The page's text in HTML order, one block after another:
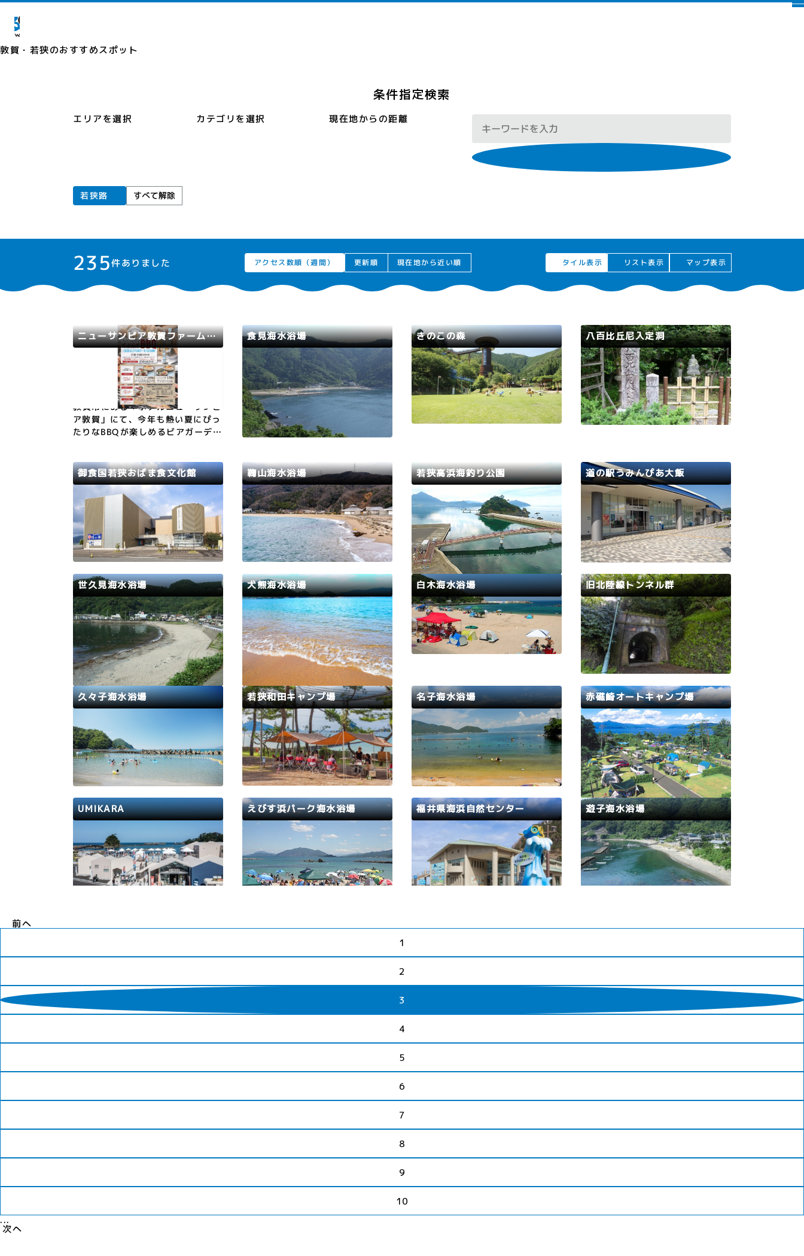
敦賀・若狭のおすすめスポット
条件指定検索
エリアを選択 カテゴリを選択 現在地からの距離
若狭路 すべて解除
235件ありました アクセス数順（週間） 更新順 現在地から近い順 タイル表示 リスト表示 マップ表示
ニューサンピア敦賀ファームガーデン「てぶらでBBQ！」
敦賀市にある「ホテルニューサンピ
ア敦賀」にて、今年も熱い夏にぴっ
たりなBBQが楽しめるビアガーデン
し、夏季限定で営業されます。スタ
ンダード／1人前・2,970円シーフ
ード／1人前・2,750円※2日前ま
で…
敦賀市
2026年6月27日（土）〜9月13
食見海水浴場
夏の若狭湾は海水浴客で賑わいま
す。心ゆくまで海で遊んだ後は、若
狭湾の美味しいお魚を民宿や旅館で
味わって、夏の海を満喫してみては
いかがでしょうか。
若狭路 若狭町
きのこの森
特産品のきのこをモチーフにしたテ
ーマパーク。シンボルのきのこタワ
ーは高さ30ｍの展望台をシースル
ーエレベーターで一気に上昇、爽や
リ用ゲレンデなど子供が大満足…
若狭路 おおい町
八百比丘尼入定洞
人魚の肉を食べて八百歳まで生きた
という八百比丘尼伝説。全国を行脚
し、貧しい人を助け、椿の種をまき
花を咲かせた後、若狭に戻り亡くな
若狭路 小浜市
御食国若狭おばま食文化館
御食国若狭おばま食文化館には、食
にまつわる歴史・文化や伝承料理な
どを展示する「ミュージアム」、郷
土料理などを作り味わう「キッチン
体験ができる「若狭工房」、癒しを
提供する「濱の湯」があり、若狭お
ばまの魅力を満喫できます…
若狭路 小浜市
鞠山海水浴場
遠浅の海水浴場で、近くに鞠山海遊
パークもあり釣り客に人気がありま
す。
若狭路 敦賀市
若狭高浜海釣り公園
防波堤と釣り桟橋で一日中釣りが楽
しめるスポット。貸し釣竿もあり
(数に限りがあります)、初心者から
気軽に釣りが楽しめます。また、島
に架かった桟橋などの景観も良い釣
り場です。立ち入り禁止区域があり
ます。下記ページよりご確認くださ
い。若狭高浜たびなび 海釣…
若狭路
道の駅うみんぴあ大飯
入口正面に広がる若狭湾の絶景とオ
ープンデッキが魅力のフードコー
ト、観光案内所、産地直送の野菜や
果実、おおい町の特産品、加工品な
産選びに最適。地元で水揚げされた
新鮮なお魚を使った海鮮丼や、地元
の食材を使ったジェラートが…
若狭路 おおい町
世久見海水浴場
夏の若狭湾は海水浴客で賑わいま
す。心ゆくまで海で遊んだ後は、若
狭湾の美味しいお魚を民宿や旅館で
味わって、夏の海を満喫してみては
いかがでしょうか。
若狭路 若狭町
犬熊海水浴場
広々とした浜を埋めつくす砂質の良
さは、海水浴場の多い小浜の中でも
犬熊が随一です。岩場も美しく、釣
りにも最適で、旅情をかきたてる浜
辺です。目の前にふぐの養殖場が広
がる珍しい海水浴場です。
若狭路 小浜市
白木海水浴場
白い砂浜と水がとてもきれいなとこ
ろです。
若狭路 敦賀市
旧北陸線トンネル群
明治29年(1896)、旧北陸線の敦賀
―福井間が開業しました。なかでも
険しい山々と急勾配が続く敦賀―今
庄間には12基のトンネルが掘ら
ています。トンネル群のほかにも築
堤や橋梁、暗渠などの当時の鉄道遺
産が数多くあり、明治の土木技術の
粋…
丹南 南越前町 若狭路 敦賀市
久々子海水浴場
美浜で最も歴史のある海水浴場で、
各種レジャーの起点でもあります。
ホテルから旅館、民宿まで宿泊施設
も豊富。ファミリーに人気の海水浴
ん。閉鎖等の情報については「美浜
海水浴場一覧」にてご確認くださ
い。https://wakasa-mihama.j
p/b…
若狭和田キャンプ場
炊事場・照明・駐車場などの施設が
整っており、若狭和田ビーチの海辺
で快適に過ごせるキャンプ場です。
ご予約は下記ページのweb予約フォ
たびなび 若狭和田キャンプ場
若狭路 高浜町
名子海水浴場
沖合いに釣りイカダがあり、家族連
れにオススメです。
若狭路 敦賀市
赤礁崎オートキャンプ場
美しい”若狭湾”を目の前に、潮騒の
音に目覚め、星空の下で楽しいバー
ベキューを満喫できるキャンプ場で
す。ゆったりとったオートキャンプ
場は80区画。別荘気分が味わえる2
階建てのログハウスが10棟、ケビ
ンが14棟、炊事場、シャワー、水
洗トイレ、コイン…
若狭路 おおい町
UMIKARA
漁港からの獲れたて魚介が店頭に並
ぶ「UMIKARA Market」 お土産に
ピッタリのオリジナル特産品が並ぶ
好のロケーションを楽しみながらお
高浜町
えびす浜パーク海水浴場
2025年海水浴場開設期間 7月12日
（土）～8月24日（日）広い階段に
なっているので砂が少なくて休みや
めです。海水浴期間中のみ、砂浜全
高浜町
福井県海浜自然センター
若狭の海にすむ魚に直接エサを与え
ることができる「ふしぎな水そう」
や、魚に触れることができる「福井
いても飽きない体験型スポット。屋
遊子海水浴場
夏の若狭湾は海水浴客で賑わいま
す。心ゆくまで海で遊んだ後は、若
狭湾の美味しいお魚を民宿や旅館で
若狭路 若狭町
前へ
1
2
3
4
5
6
7
8
9
10
...
次へ